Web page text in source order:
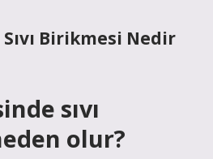
Birikmesi Nedir
sıvı
olur?